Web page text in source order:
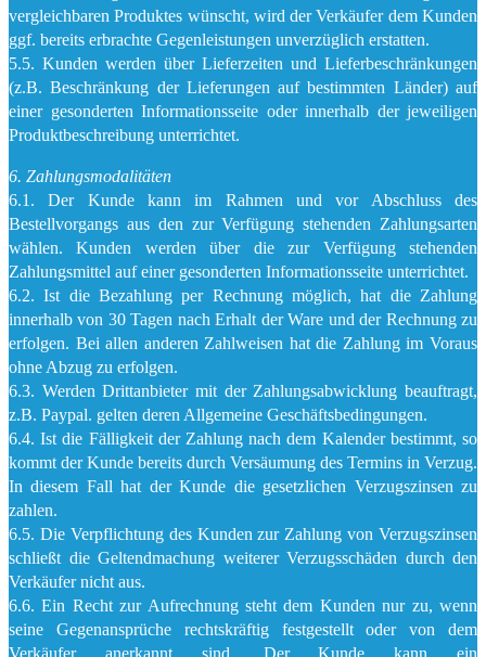
vergleichbaren Produktes wünscht, wird der Verkäufer dem Kunden
ggf. bereits erbrachte Gegenleistungen unverzüglich erstatten.
5.5. Kunden werden über Lieferzeiten und Lieferbeschränkungen
(z.B. Beschränkung der Lieferungen auf bestimmten Länder) auf
einer gesonderten Informationsseite oder innerhalb der jeweiligen
Produktbeschreibung unterrichtet.
6. Zahlungsmodalitäten
6.1. Der Kunde kann im Rahmen und vor Abschluss des
Bestellvorgangs aus den zur Verfügung stehenden Zahlungsarten
wählen. Kunden werden über die zur Verfügung stehenden
Zahlungsmittel auf einer gesonderten Informationsseite unterrichtet.
6.2. Ist die Bezahlung per Rechnung möglich, hat die Zahlung
innerhalb von 30 Tagen nach Erhalt der Ware und der Rechnung zu
erfolgen. Bei allen anderen Zahlweisen hat die Zahlung im Voraus
ohne Abzug zu erfolgen.
6.3. Werden Drittanbieter mit der Zahlungsabwicklung beauftragt,
z.B. Paypal. gelten deren Allgemeine Geschäftsbedingungen.
6.4. Ist die Fälligkeit der Zahlung nach dem Kalender bestimmt, so
kommt der Kunde bereits durch Versäumung des Termins in Verzug.
In diesem Fall hat der Kunde die gesetzlichen Verzugszinsen zu
zahlen.
6.5. Die Verpflichtung des Kunden zur Zahlung von Verzugszinsen
schließt die Geltendmachung weiterer Verzugsschäden durch den
Verkäufer nicht aus.
6.6. Ein Recht zur Aufrechnung steht dem Kunden nur zu, wenn
seine Gegenansprüche rechtskräftig festgestellt oder von dem
Verkäufer anerkannt sind. Der Kunde kann ein